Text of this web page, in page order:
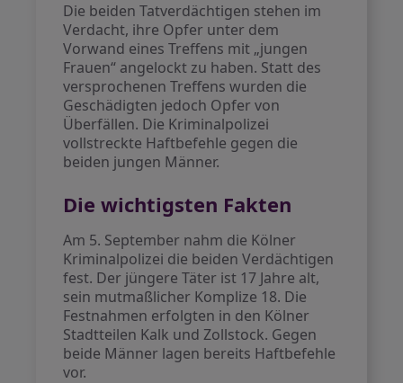
Die beiden Tatverdächtigen stehen im
Verdacht, ihre Opfer unter dem
Vorwand eines Treffens mit „jungen
Frauen“ angelockt zu haben. Statt des
versprochenen Treffens wurden die
Geschädigten jedoch Opfer von
Überfällen. Die Kriminalpolizei
vollstreckte Haftbefehle gegen die
beiden jungen Männer.
Die wichtigsten Fakten
Am 5. September nahm die Kölner
Kriminalpolizei die beiden Verdächtigen
fest. Der jüngere Täter ist 17 Jahre alt,
sein mutmaßlicher Komplize 18. Die
Festnahmen erfolgten in den Kölner
Stadtteilen Kalk und Zollstock. Gegen
beide Männer lagen bereits Haftbefehle
vor.